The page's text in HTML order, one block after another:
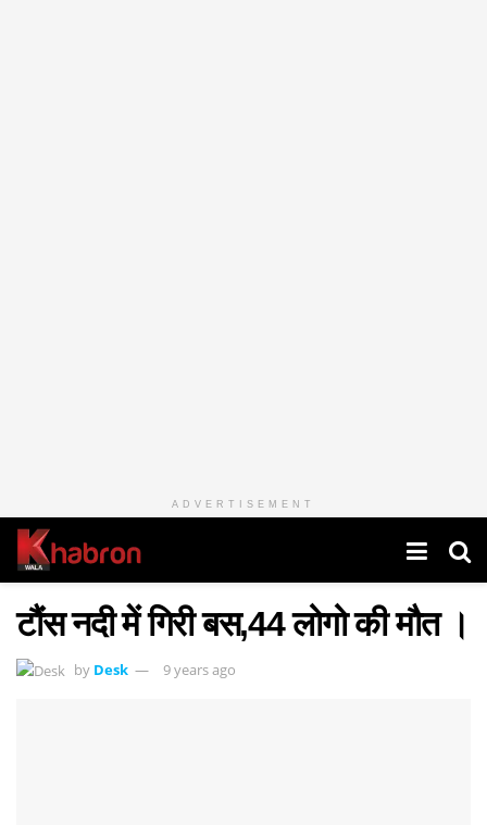
ADVERTISEMENT
टौंस नदी में गिरी बस,44 लोगो की मौत ।
by Desk 9 years ago